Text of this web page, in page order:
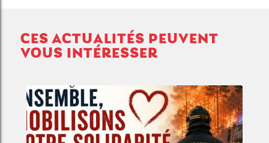
CES ACTUALITÉS PEUVENT
VOUS INTÉRESSER